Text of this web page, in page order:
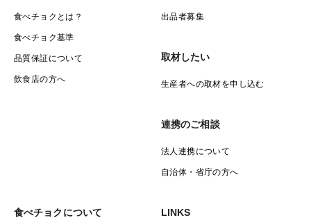
食べチョクとは？
食べチョク基準
品質保証について
飲食店の方へ
出品者募集
取材したい
生産者への取材を申し込む
連携のご相談
法人連携について
自治体・省庁の方へ
食べチョクについて LINKS